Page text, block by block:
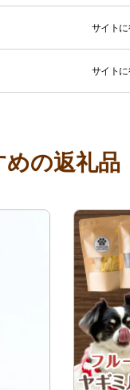
サイトに
サイトに
の返礼品